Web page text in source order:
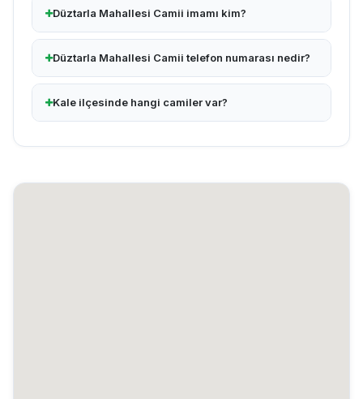
Düztarla Mahallesi Camii imamı kim?
Düztarla Mahallesi Camii telefon numarası nedir?
Kale ilçesinde hangi camiler var?